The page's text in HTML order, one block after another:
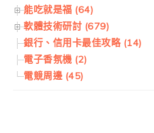
能吃就是福 (64)
軟體技術研討 (679)
銀行、信用卡最佳攻略 (14)
電子香氛機 (2)
電競周邊 (45)